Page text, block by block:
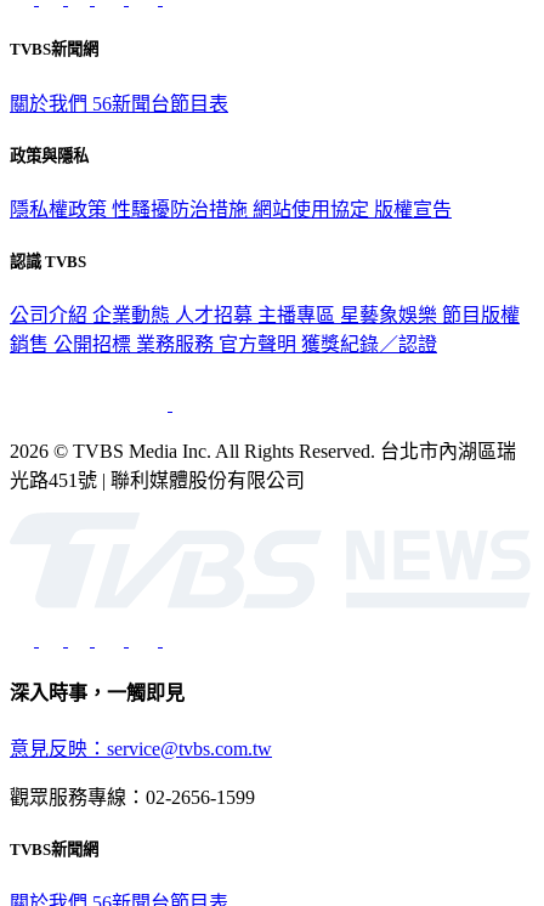
TVBS新聞網
關於我們 56新聞台節目表
政策與隱私
隱私權政策 性騷擾防治措施 網站使用協定 版權宣告
認識 TVBS
公司介紹 企業動態 人才招募 主播專區 星藝象娛樂 節目版權
銷售 公開招標 業務服務 官方聲明 獲獎紀錄／認證
2026 © TVBS Media Inc. All Rights Reserved. 台北市內湖區瑞
光路451號 | 聯利媒體股份有限公司
深入時事，一觸即見
意見反映：service@tvbs.com.tw
觀眾服務專線：02-2656-1599
TVBS新聞網